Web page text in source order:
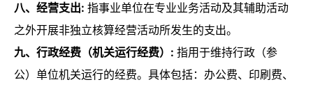
八、经营支出: 指事业单位在专业业务活动及其辅助活动
之外开展非独立核算经营活动所发生的支出。
九、行政经费（机关运行经费）: 指用于维持行政（参
公）单位机关运行的经费。具体包括：办公费、印刷费、